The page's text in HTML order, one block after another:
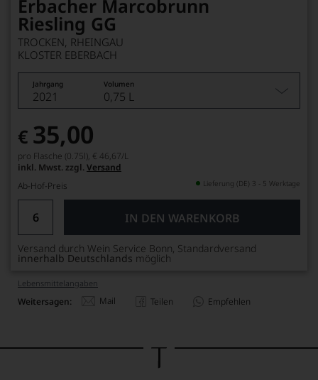
Erbacher Marcobrunn
Riesling GG
TROCKEN, RHEINGAU
KLOSTER EBERBACH
Jahrgang Volumen
2021 0,75 L
€ 35,00
pro Flasche (0.75l), € 46,67/L
inkl. Mwst. zzgl. Versand
Ab-Hof-Preis
Lieferung (DE) 3 - 5 Werktage
IN DEN WARENKORB
Versand durch Wein Service Bonn, Standardversand
innerhalb Deutschlands möglich
Lebensmittel­angaben
Weitersagen: Mail Teilen Empfehlen